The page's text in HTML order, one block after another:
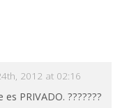
2012 at 02:16
PRIVADO. ???????